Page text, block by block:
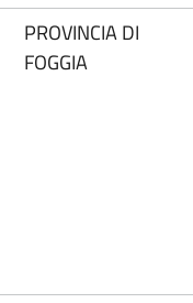
PROVINCIA DI
FOGGIA